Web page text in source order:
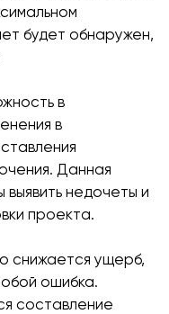
будет обнаружен,
в
в
Данная
недочеты и
проекта.
снижается ущерб,
ошибка.
составление